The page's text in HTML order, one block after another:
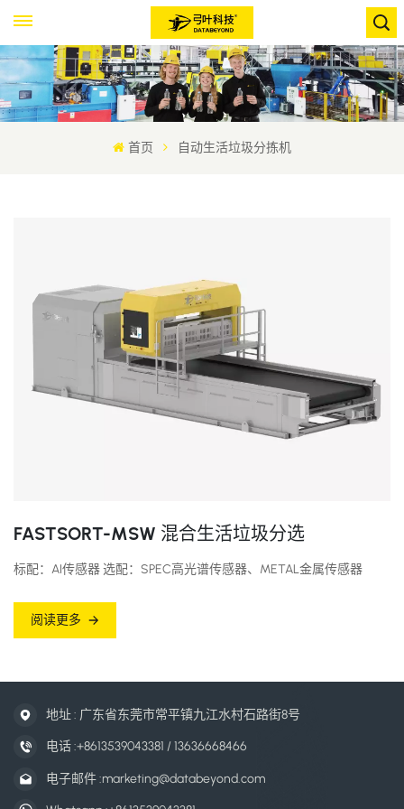
首页 自动生活垃圾分拣机
FASTSORT-MSW 混合生活垃圾分选
标配：AI传感器 选配：SPEC高光谱传感器、METAL金属传感器
阅读更多
地址 : 广东省东莞市常平镇九江水村石路街8号
电话 :+8613539043381 / 13636668466
电子邮件 :marketing@databeyond.com